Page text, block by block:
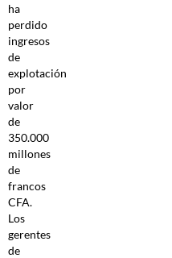
ha
perdido
ingresos
de
explotación
por
valor
de
350.000
millones
de
francos
CFA.
Los
gerentes
de